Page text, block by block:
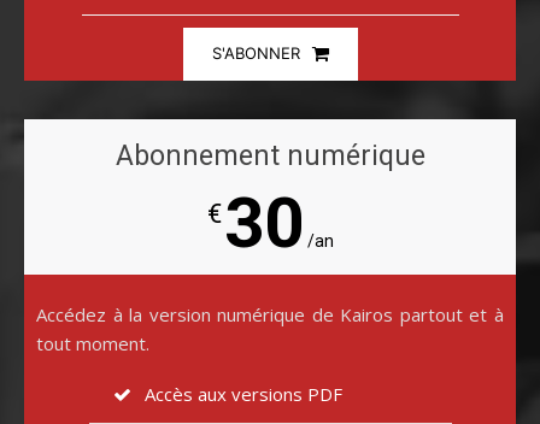
S'ABONNER
Abonnement numérique
€30 /an
Accédez à la version numérique de Kairos partout et à
tout moment.
Accès aux versions PDF